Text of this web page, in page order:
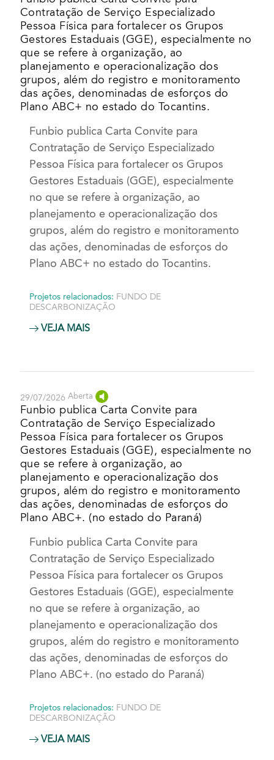
Contratação de Serviço Especializado
Pessoa Física para fortalecer os Grupos
Gestores Estaduais (GGE), especialmente no
que se refere à organização, ao
planejamento e operacionalização dos
grupos, além do registro e monitoramento
das ações, denominadas de esforços do
Plano ABC+ no estado do Tocantins.
Funbio publica Carta Convite para
Contratação de Serviço Especializado
Pessoa Física para fortalecer os Grupos
Gestores Estaduais (GGE), especialmente
no que se refere à organização, ao
planejamento e operacionalização dos
grupos, além do registro e monitoramento
das ações, denominadas de esforços do
Plano ABC+ no estado do Tocantins.
Projetos relacionados: FUNDO DE
DESCARBONIZAÇÃO
VEJA MAIS
29/07/2026 Aberta
Funbio publica Carta Convite para
Contratação de Serviço Especializado
Pessoa Física para fortalecer os Grupos
Gestores Estaduais (GGE), especialmente no
que se refere à organização, ao
planejamento e operacionalização dos
grupos, além do registro e monitoramento
das ações, denominadas de esforços do
Plano ABC+. (no estado do Paraná)
Funbio publica Carta Convite para
Contratação de Serviço Especializado
Pessoa Física para fortalecer os Grupos
Gestores Estaduais (GGE), especialmente
no que se refere à organização, ao
planejamento e operacionalização dos
grupos, além do registro e monitoramento
das ações, denominadas de esforços do
Plano ABC+. (no estado do Paraná)
Projetos relacionados: FUNDO DE
DESCARBONIZAÇÃO
VEJA MAIS